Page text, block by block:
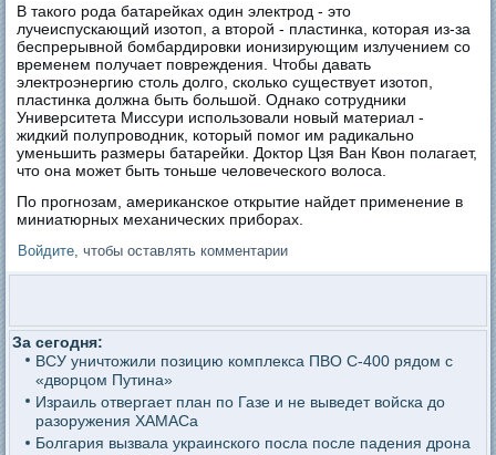
В такого рода батарейках один электрод - это
лучеиспускающий изотоп, а второй - пластинка, которая из-за
беспрерывной бомбардировки ионизирующим излучением со
временем получает повреждения. Чтобы давать
электроэнергию столь долго, сколько существует изотоп,
пластинка должна быть большой. Однако сотрудники
Университета Миссури использовали новый материал -
жидкий полупроводник, который помог им радикально
уменьшить размеры батарейки. Доктор Цзя Ван Квон полагает,
что она может быть тоньше человеческого волоса.
По прогнозам, американское открытие найдет применение в
миниатюрных механических приборах.
Войдите , чтобы оставлять комментарии
За сегодня:
ВСУ уничтожили позицию комплекса ПВО С-400 рядом с
«дворцом Путина»
Израиль отвергает план по Газе и не выведет войска до
разоружения ХАМАСа
Болгария вызвала украинского посла после падения дрона